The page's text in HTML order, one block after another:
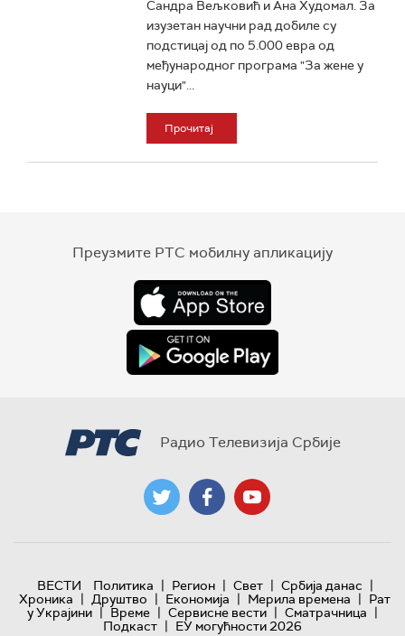
Сандра Вељковић и Ана Худомал. За
изузетан научни рад добиле су
подстицај од по 5.000 евра од
међународног програма "За жене у
науци"...
Прочитај
Преузмите РТС мобилну апликацију
Радио Телевизија Србије
ВЕСТИ Политика | Регион | Свет | Србија данас |
Хроника | Друштво | Економија | Мерила времена | Рат
у Украјини | Време | Сервисне вести | Сматрачница |
Подкаст | ЕУ могућности 2026